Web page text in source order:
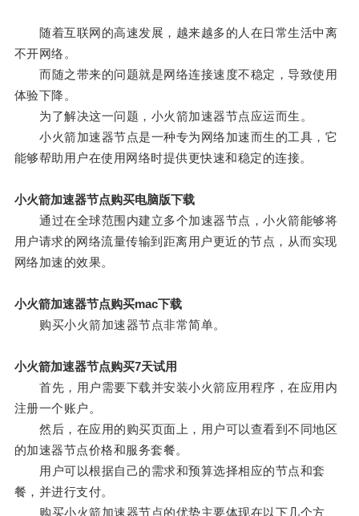
随着互联网的高速发展，越来越多的人在日常生活中离
不开网络。
而随之带来的问题就是网络连接速度不稳定，导致使用
体验下降。
为了解决这一问题，小火箭加速器节点应运而生。
小火箭加速器节点是一种专为网络加速而生的工具，它
能够帮助用户在使用网络时提供更快速和稳定的连接。
小火箭加速器节点购买电脑版下载
通过在全球范围内建立多个加速器节点，小火箭能够将
用户请求的网络流量传输到距离用户更近的节点，从而实现
网络加速的效果。
小火箭加速器节点购买mac下载
购买小火箭加速器节点非常简单。
小火箭加速器节点购买7天试用
首先，用户需要下载并安装小火箭应用程序，在应用内
注册一个账户。
然后，在应用的购买页面上，用户可以查看到不同地区
的加速器节点价格和服务套餐。
用户可以根据自己的需求和预算选择相应的节点和套
餐，并进行支付。
购买小火箭加速器节点的优势主要体现在以下几个方